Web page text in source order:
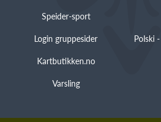
Speider-sport
Login gruppesider
Kartbutikken.no
Varsling
Polski - العربية - Русский - فارسی -